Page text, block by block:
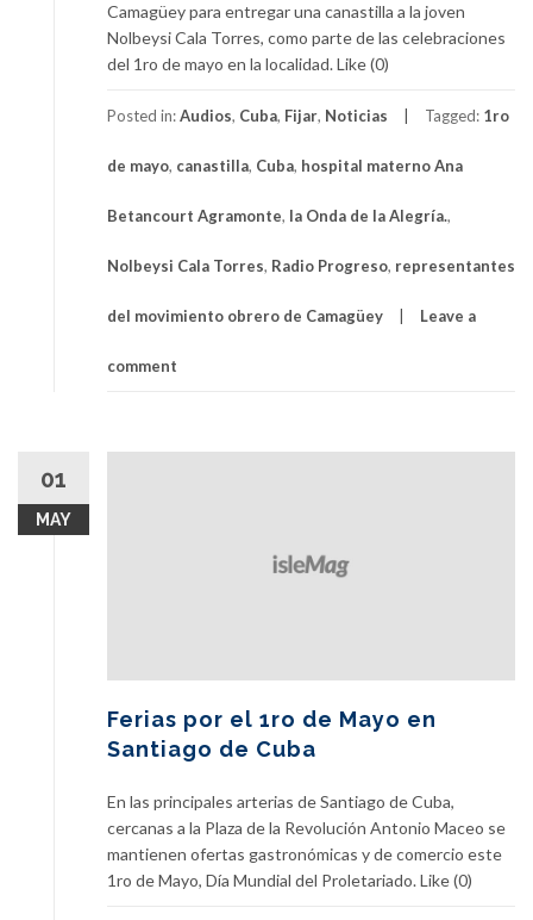
Camagüey para entregar una canastilla a la joven
Nolbeysi Cala Torres, como parte de las celebraciones
del 1ro de mayo en la localidad. Like (0)
Posted in:Audios, Cuba, Fijar, Noticias Tagged: 1ro
de mayo, canastilla, Cuba, hospital materno Ana
Betancourt Agramonte, la Onda de la Alegría.,
Nolbeysi Cala Torres, Radio Progreso, representantes
del movimiento obrero de Camagüey Leave a
comment
01
MAY
Ferias por el 1ro de Mayo en
Santiago de Cuba
En las principales arterias de Santiago de Cuba,
cercanas a la Plaza de la Revolución Antonio Maceo se
mantienen ofertas gastronómicas y de comercio este
1ro de Mayo, Día Mundial del Proletariado. Like (0)